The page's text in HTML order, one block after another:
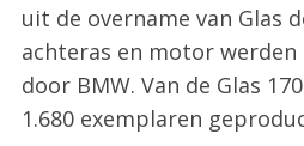
uit de overname van Glas
achteras en motor werden
door BMW. Van de Glas
1.680 exemplaren